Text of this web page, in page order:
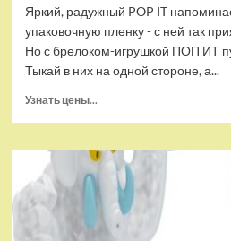
Яркий, радужный POP IT
упаковочную пленку - с ней так
Но с брелоком-игрушкой ПОП ИТ
Тыкай в них на одной стороне, а...
Узнать цены...
Брелок-
игрушка
POP
Квадрат
антистресс